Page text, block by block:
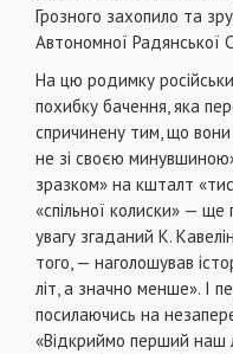
Грозного захопило та
Автономної Радянської
На цю родимку
похибку бачення, яка
спричинену тим, що
не зі своєю
зразком» на кшталт
«спільної колиски» — ще
увагу згаданий К.
того, — наголошував
літ, а значно менше». І
посилаючись на
«Відкриймо перший наш